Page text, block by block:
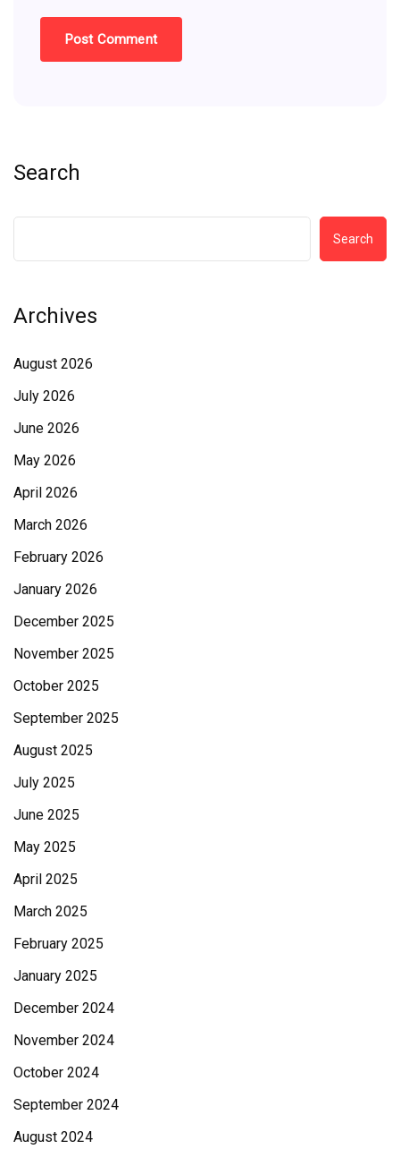
Search
Search
Archives
August 2026
July 2026
June 2026
May 2026
April 2026
March 2026
February 2026
January 2026
December 2025
November 2025
October 2025
September 2025
August 2025
July 2025
June 2025
May 2025
April 2025
March 2025
February 2025
January 2025
December 2024
November 2024
October 2024
September 2024
August 2024